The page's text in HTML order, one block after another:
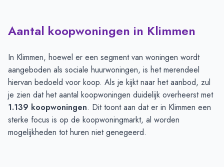
Aantal koopwoningen in Klimmen
In Klimmen, hoewel er een segment van woningen wordt
aangeboden als sociale huurwoningen, is het merendeel
hiervan bedoeld voor koop. Als je kijkt naar het aanbod, zul
je zien dat het aantal koopwoningen duidelijk overheerst met
1.139 koopwoningen. Dit toont aan dat er in Klimmen een
sterke focus is op de koopwoningmarkt, al worden
mogelijkheden tot huren niet genegeerd.